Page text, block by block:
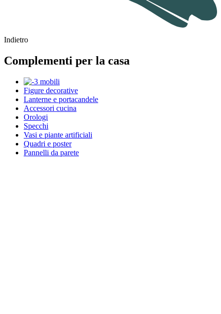
Indietro
Complementi per la casa
Figure decorative
Lanterne e portacandele
Accessori cucina
Orologi
Specchi
Vasi e piante artificiali
Quadri e poster
Pannelli da parete